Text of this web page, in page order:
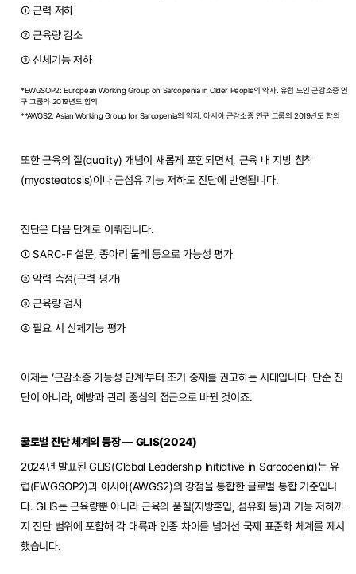
① 근력 저하
② 근육량 감소
③ 신체기능 저하
*EWGSOP2: European Working Group on Sarcopenia in Older People의 약자. 유럽 노인 근감소증 연
구 그룹의 2019년도 합의
**AWGS2: Asian Working Group for Sarcopenia의 약자. 아시아 근감소증 연구 그룹의 2019년도 합의
또한 근육의 질(quality) 개념이 새롭게 포함되면서, 근육 내 지방 침착
(myosteatosis)이나 근섬유 기능 저하도 진단에 반영됩니다.
진단은 다음 단계로 이뤄집니다.
① SARC-F 설문, 종아리 둘레 등으로 가능성 평가
② 악력 측정(근력 평가)
③ 근육량 검사
④ 필요 시 신체기능 평가
이제는 ‘근감소증 가능성 단계’부터 조기 중재를 권고하는 시대입니다. 단순 진
단이 아니라, 예방과 관리 중심의 접근으로 바뀐 것이죠.
글로벌 진단 체계의 등장 — GLIS(2024)
2024년 발표된 GLIS(Global Leadership Initiative in Sarcopenia)는 유
럽(EWGSOP2)과 아시아(AWGS2)의 강점을 통합한 글로벌 통합 기준입니
다. GLIS는 근육량뿐 아니라 근육의 품질(지방혼입, 섬유화 등)과 기능 저하까
지 진단 범위에 포함해 각 대륙과 인종 차이를 넘어선 국제 표준화 체계를 제시
했습니다.